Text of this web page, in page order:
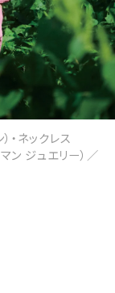
・ネックレス
ン ジュエリー）／